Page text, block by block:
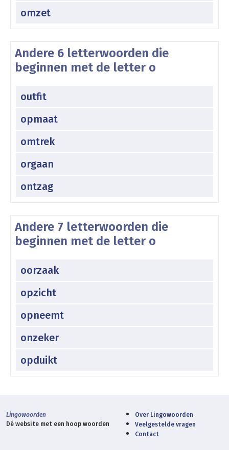
omzet
Andere 6 letterwoorden die
beginnen met de letter o
outfit
opmaat
omtrek
orgaan
ontzag
Andere 7 letterwoorden die
beginnen met de letter o
oorzaak
opzicht
opneemt
onzeker
opduikt
Lingowoorden
Dé website met een hoop woorden
Over Lingowoorden
Veelgestelde vragen
Contact